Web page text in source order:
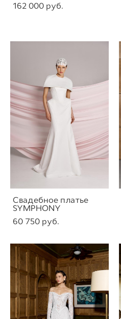
162 000 pуб.
Свадебное платье
SYMPHONY
60 750 pуб.